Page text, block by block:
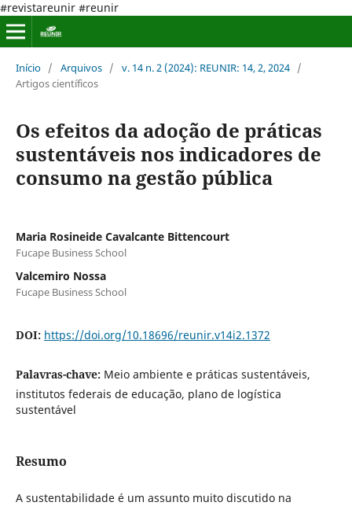
#revistareunir #reunir
Início / Arquivos / v. 14 n. 2 (2024): REUNIR: 14, 2, 2024 /
Artigos científicos
Os efeitos da adoção de práticas
sustentáveis nos indicadores de
consumo na gestão pública
Maria Rosineide Cavalcante Bittencourt
Fucape Business School
Valcemiro Nossa
Fucape Business School
DOI: https://doi.org/10.18696/reunir.v14i2.1372
Palavras-chave: Meio ambiente e práticas sustentáveis,
institutos federais de educação, plano de logística
sustentável
Resumo
A sustentabilidade é um assunto muito discutido na